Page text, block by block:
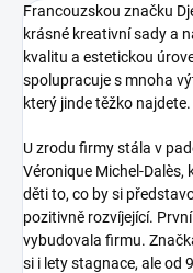
Francouzskou značku
krásné kreativní sady a
kvalitu a estetickou
spolupracuje s mnoha
který jinde těžko najdete.
U zrodu firmy stála v
Véronique Michel-Dalès,
děti to, co by si
pozitivně rozvíjející.
vybudovala firmu.
si i lety stagnace, ale od